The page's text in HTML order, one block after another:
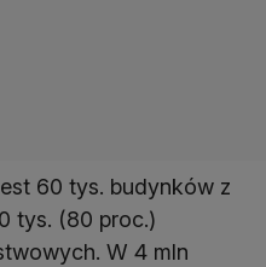
60 tys. budynków z
tys. (80 proc.)
W 4 mln